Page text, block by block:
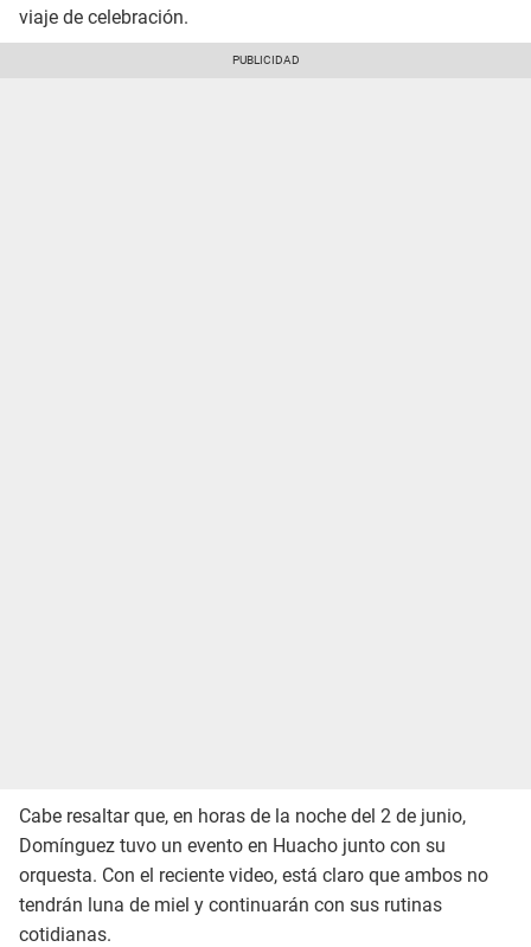
viaje de celebración.
Cabe resaltar que, en horas de la noche del 2 de junio,
Domínguez tuvo un evento en Huacho junto con su
orquesta. Con el reciente video, está claro que ambos no
tendrán luna de miel y continuarán con sus rutinas
cotidianas.